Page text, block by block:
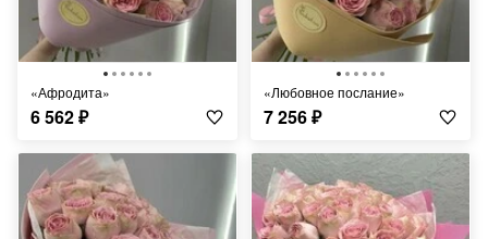
«Афродита»
6 562₽
«Любовное послание»
7 256₽